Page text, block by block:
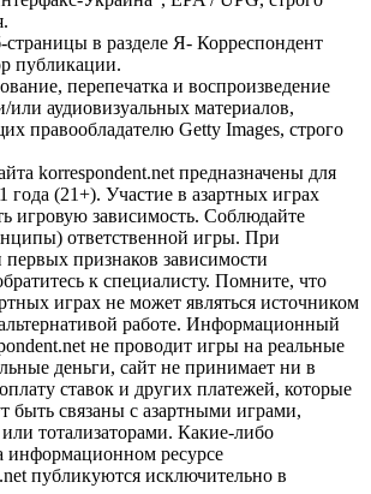
страницы в разделе Я- Корреспондент
публикации.
перепечатка и воспроизведение
или аудиовизуальных материалов,
правообладателю Getty Images, строго
korrespondent.net предназначены для
года (21+). Участие в азартных играх
игровую зависимость. Соблюдайте
ответственной игры. При
признаков зависимости
к специалисту. Помните, что
играх не может являться источником
работе. Информационный
не проводит игры на реальные
деньги, сайт не принимает ни в
ставок и других платежей, которые
быть связаны с азартными играми,
тотализаторами. Какие-либо
информационном ресурсе
публикуются исключительно в